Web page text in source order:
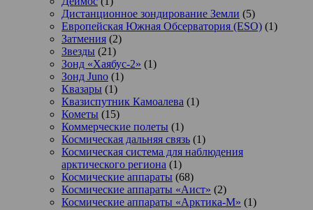
Дистанционное зондирование Земли (5)
Европейская Южная Обсерватория (ESO) (1)
Затмения (2)
Звезды (21)
Зонд «Хаябус-2» (1)
Зонд Juno (1)
Квазары (1)
Квазиспутник Камоалева (1)
Кометы (15)
Коммерческие полеты (1)
Космическая дальняя связь (1)
Космическая система для наблюдения
арктического региона (1)
Космические аппараты (68)
Космические аппараты «Аист» (2)
Космические аппараты «Арктика-М» (1)